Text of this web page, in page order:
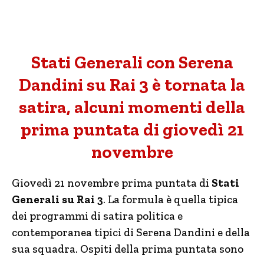
Stati Generali con Serena
Dandini su Rai 3 è tornata la
satira, alcuni momenti della
prima puntata di giovedì 21
novembre
Giovedì 21 novembre prima puntata di Stati
Generali su Rai 3. La formula è quella tipica
dei programmi di satira politica e
contemporanea tipici di Serena Dandini e della
sua squadra. Ospiti della prima puntata sono